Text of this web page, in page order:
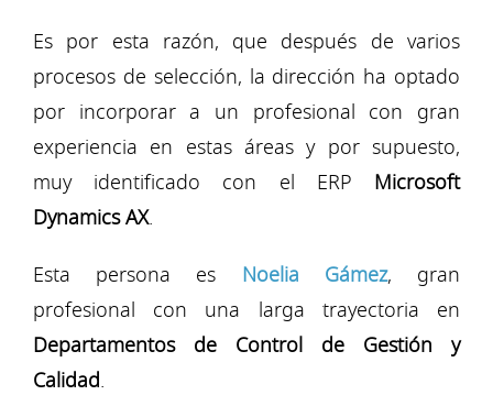
Es por esta razón, que después de varios
procesos de selección, la dirección ha optado
por incorporar a un profesional con gran
experiencia en estas áreas y por supuesto,
muy identificado con el ERP Microsoft
Dynamics AX.
Esta persona es Noelia Gámez, gran
profesional con una larga trayectoria en
Departamentos de Control de Gestión y
Calidad.